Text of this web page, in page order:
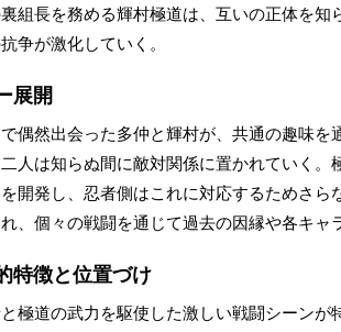
組長を務める輝村極道は、互いの正体を
争が激化していく。
展開
偶然出会った多仲と輝村が、共通の趣味
人は知らぬ間に敵対関係に置かれていく
開発し、忍者側はこれに対応するためさ
、個々の戦闘を通じて過去の因縁や各キャ
特徴と位置づけ
極道の武力を駆使した激しい戦闘シーン